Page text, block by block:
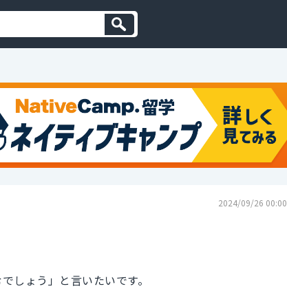
2024/09/26 00:00
しょう」と言いたいです。